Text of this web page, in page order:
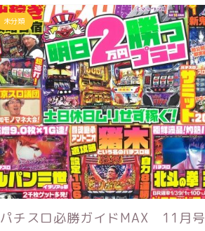
未分類
パチスロ必勝ガイドMAX 11月号